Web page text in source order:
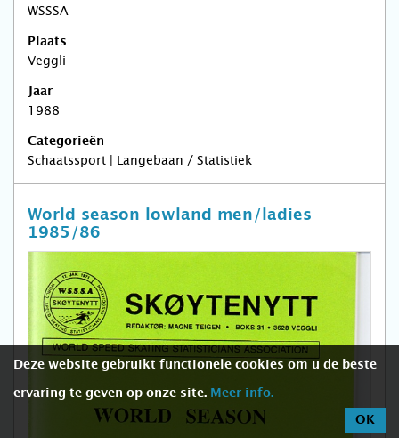
WSSSA
Plaats
Veggli
Jaar
1988
Categorieën
Schaatssport | Langebaan / Statistiek
World season lowland men/ladies
1985/86
Deze website gebruikt functionele cookies om u de beste
ervaring te geven op onze site. Meer info.
OK